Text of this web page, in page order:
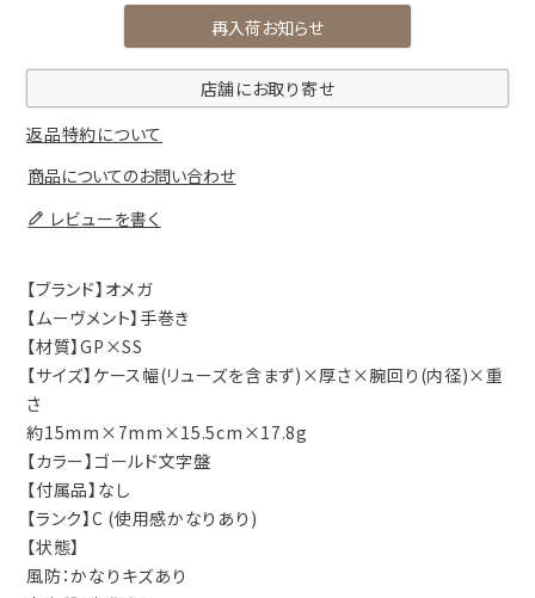
再入荷お知らせ
店舗にお取り寄せ
返品特約について
商品についてのお問い合わせ
レビューを書く
【ブランド】オメガ
【ムーヴメント】手巻き
【材質】GP×SS
【サイズ】ケース幅(リューズを含まず)×厚さ×腕回り(内径)×重
さ
約15mm×7mm×15.5cm×17.8g
【カラー】ゴールド文字盤
【付属品】なし
【ランク】C (使用感かなりあり)
【状態】
風防：かなりキズあり